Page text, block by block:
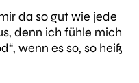
da so gut wie jede
denn ich fühle mich
wenn es so, so heiß